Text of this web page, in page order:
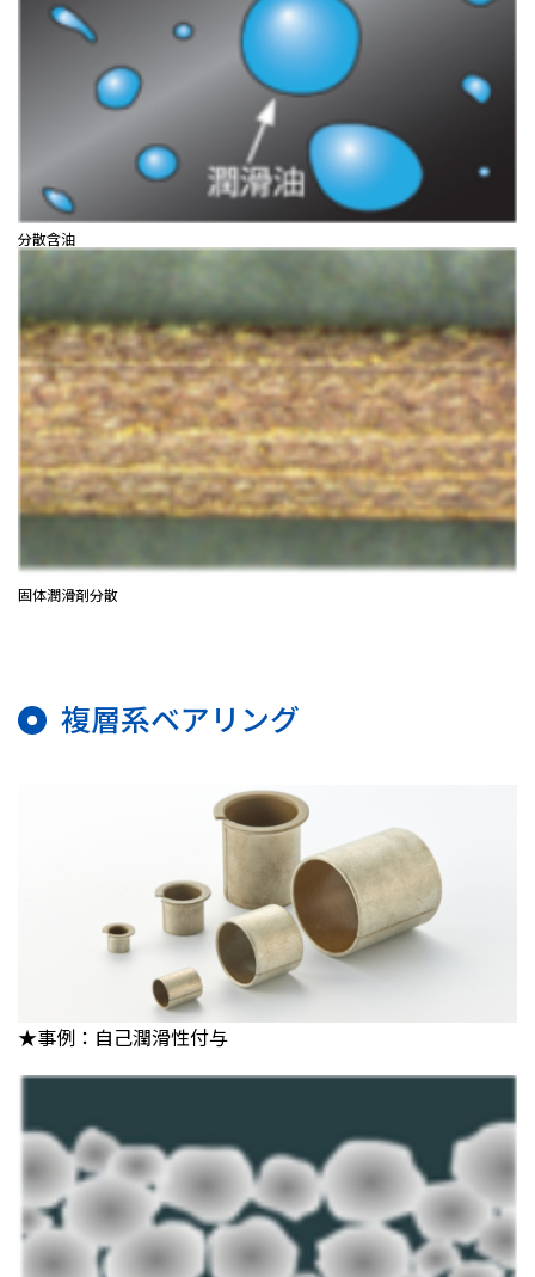
分散含油
固体潤滑剤分散
複層系ベアリング
★事例：自己潤滑性付与